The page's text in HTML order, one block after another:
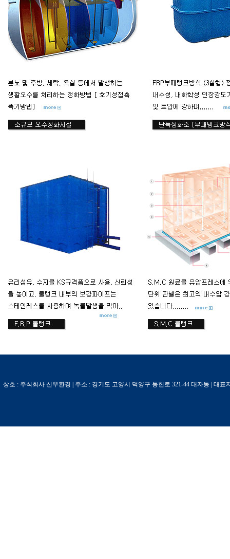
상호 : 주식회사 신우환경 | 주소 : 경기도 고양시 덕양구 동헌로 321-44 대자동 | 대표